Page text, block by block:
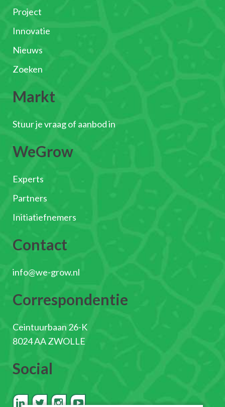
Project
Innovatie
Nieuws
Zoeken
Markt
Stuur je vraag of aanbod in
WeGrow
Experts
Partners
Initiatiefnemers
Contact
info@we-grow.nl
Correspondentie
Ceintuurbaan 26-K
8024 AA ZWOLLE
Social